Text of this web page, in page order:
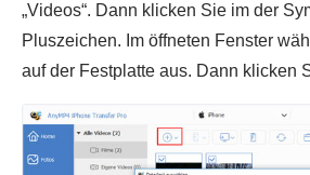
„Videos“. Dann klicken Sie im der
Pluszeichen. Im öffneten Fenster
auf der Festplatte aus. Dann klicken